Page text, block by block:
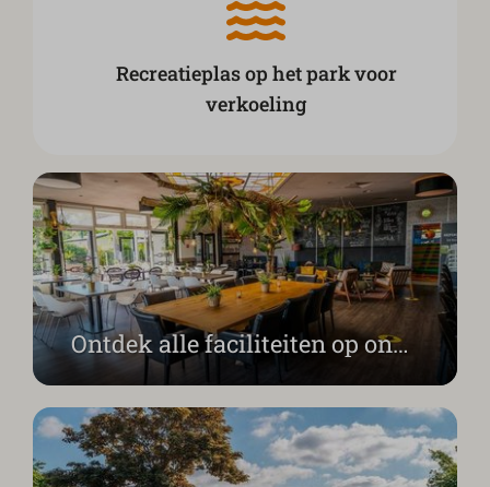
Recreatieplas op het park voor
verkoeling
Ontdek alle faciliteiten op ons park